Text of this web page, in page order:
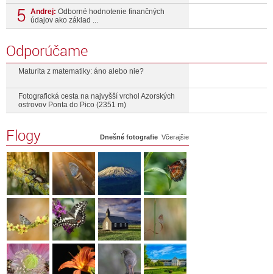
Andrej: Odborné hodnotenie finančných
údajov ako základ ...
Odporúčame
Maturita z matematiky: áno alebo nie?
Fotografická cesta na najvyšší vrchol Azorských
ostrovov Ponta do Pico (2351 m)
Flogy Dnešné fotografie Včerajšie